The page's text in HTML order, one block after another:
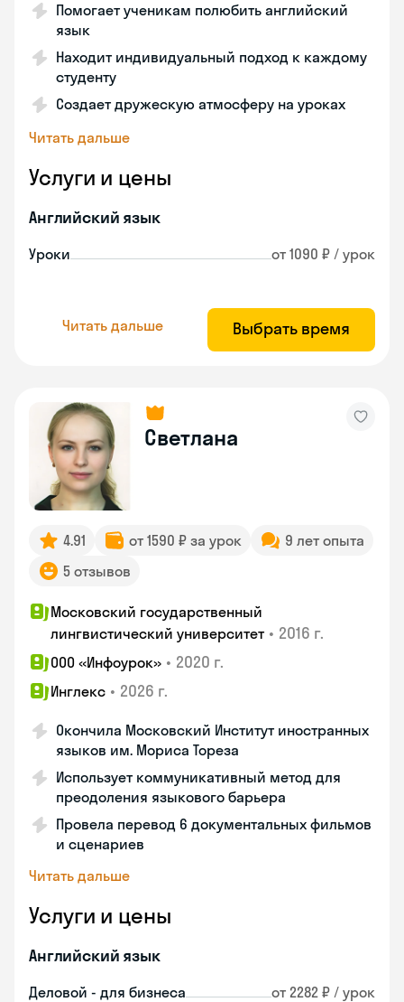
Помогает ученикам полюбить английский
язык
Находит индивидуальный подход к каждому
студенту
Создает дружескую атмосферу на уроках
Читать дальше
Услуги и цены
Английский язык
Уроки от 1090 ₽ / урок
Читать дальше Выбрать время
Светлана
4.91 от 1590 ₽ за урок
9 лет опыта
5 отзывов
Московский государственный
лингвистический университет • 2016 г.
ООО «Инфоурок» • 2020 г.
Инглекс • 2026 г.
Окончила Московский Институт иностранных
языков им. Мориса Тореза
Использует коммуникативный метод для
преодоления языкового барьера
Провела перевод 6 документальных фильмов
и сценариев
Читать дальше
Услуги и цены
Английский язык
Деловой - для бизнеса от 2282 ₽ / урок